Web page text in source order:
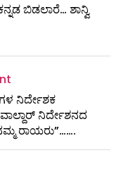
ಬಿಡಲಾರೆ… ಶಾನ್ವಿ
ನಿರ್ದೇಶಕ
ನಿರ್ದೇಶನದ
ರಾಯರು”…….